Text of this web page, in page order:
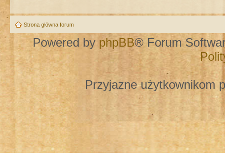
Strona główna forum
Powered by phpBB® Forum
Przyjazne użytkownikom